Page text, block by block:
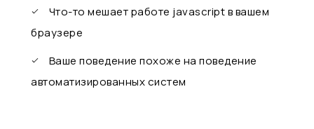
Что-то мешает работе javascript в вашем
браузере
Ваше поведение похоже на поведение
автоматизированных систем